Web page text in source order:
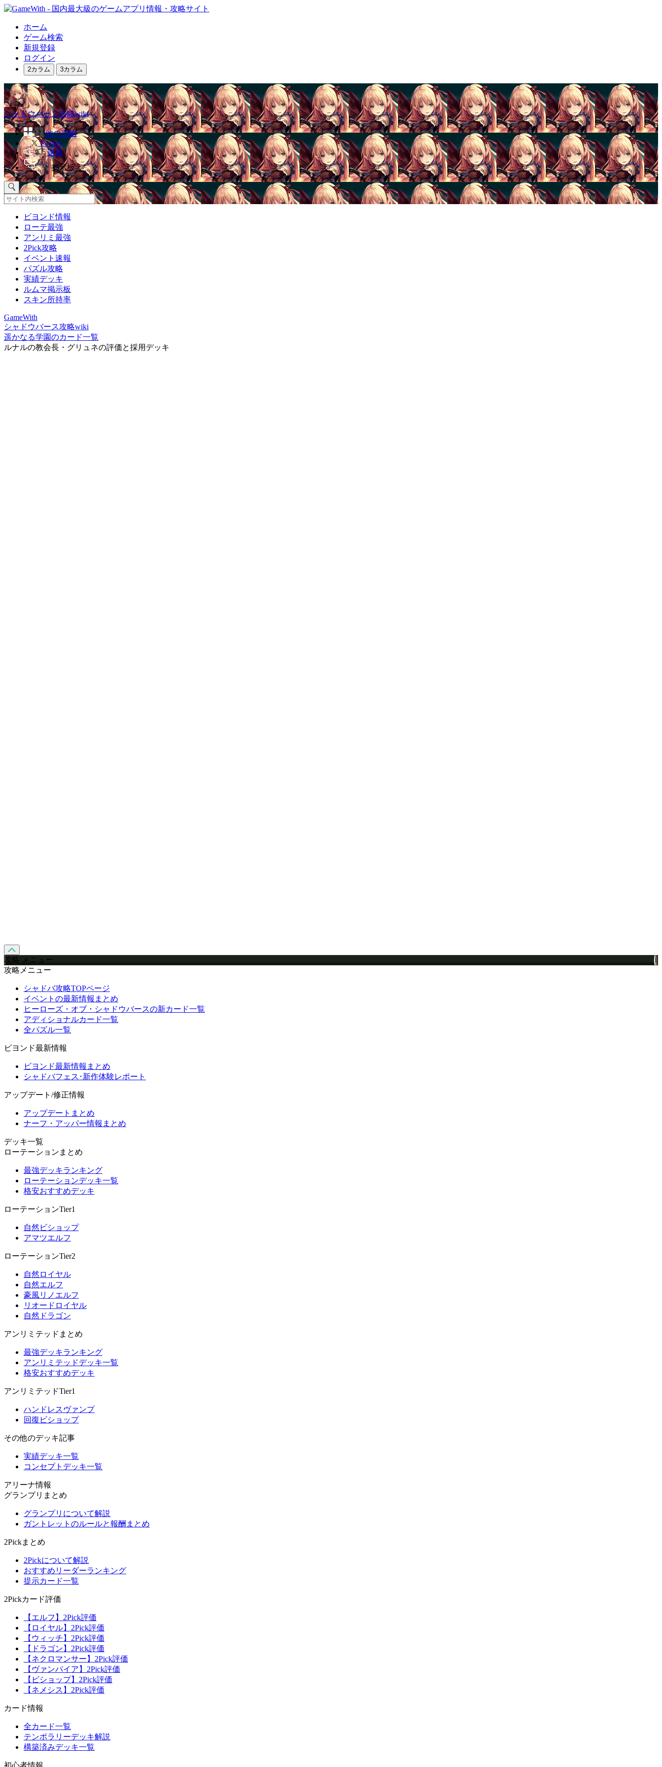
ホーム
ゲーム検索
新規登録
ログイン
2カラム 3カラム
シャドウバース攻略wiki
他の攻略
Twitter
速報
掲示板
ビヨンド情報
ローテ最強
アンリミ最強
2Pick攻略
イベント速報
パズル攻略
実績デッキ
ルムマ掲示板
スキン所持率
GameWith
シャドウバース攻略wiki
遥かなる学園のカード一覧
ルナルの教会長・グリュネの評価と採用デッキ
攻略 メニュー
攻略メニュー
シャドバ攻略TOPページ
イベントの最新情報まとめ
ヒーローズ・オブ・シャドウバースの新カード一覧
アディショナルカード一覧
全パズル一覧
ビヨンド最新情報
ビヨンド最新情報まとめ
シャドバフェス･新作体験レポート
アップデート/修正情報
アップデートまとめ
ナーフ・アッパー情報まとめ
デッキ一覧
ローテーションまとめ
最強デッキランキング
ローテーションデッキ一覧
格安おすすめデッキ
ローテーションTier1
自然ビショップ
アマツエルフ
ローテーションTier2
自然ロイヤル
自然エルフ
豪風リノエルフ
リオードロイヤル
自然ドラゴン
アンリミテッドまとめ
最強デッキランキング
アンリミテッドデッキ一覧
格安おすすめデッキ
アンリミテッドTier1
ハンドレスヴァンプ
回復ビショップ
その他のデッキ記事
実績デッキ一覧
コンセプトデッキ一覧
アリーナ情報
グランプリまとめ
グランプリについて解説
ガントレットのルールと報酬まとめ
2Pickまとめ
2Pickについて解説
おすすめリーダーランキング
提示カード一覧
2Pickカード評価
【エルフ】2Pick評価
【ロイヤル】2Pick評価
【ウィッチ】2Pick評価
【ドラゴン】2Pick評価
【ネクロマンサー】2Pick評価
【ヴァンパイア】2Pick評価
【ビショップ】2Pick評価
【ネメシス】2Pick評価
カード情報
全カード一覧
テンポラリーデッキ解説
構築済みデッキ一覧
初心者情報